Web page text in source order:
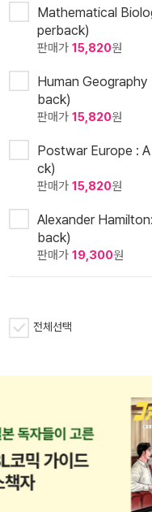
Mathematical
perback)
판매가 15,820원
Human
back)
판매가 15,820원
Postwar Europe :
ck)
판매가 15,820원
Alexander
back)
판매가 19,300원
전체선택